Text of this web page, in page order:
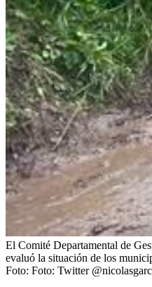
El Comité Departamental de
evaluó la situación de los
Foto: Foto: Twitter